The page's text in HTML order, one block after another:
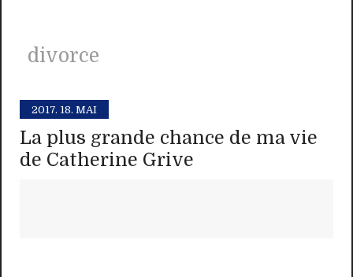
divorce
2017. 18. MAI
La plus grande chance de ma vie
de Catherine Grive